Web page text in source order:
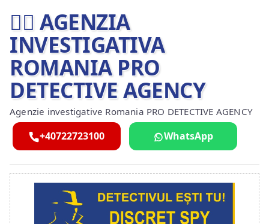
🕵️‍♂ AGENZIA
INVESTIGATIVA
ROMANIA PRO
DETECTIVE AGENCY
Agenzie investigative Romania PRO DETECTIVE AGENCY
+40722723100 WhatsApp